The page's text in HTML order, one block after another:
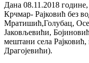
Дана 08.11.2018
Крчмар- Рајковић без
Мратишић,Голубац,
Јаковљевићи,
мештани села Рајковић,
Драгојевићи).